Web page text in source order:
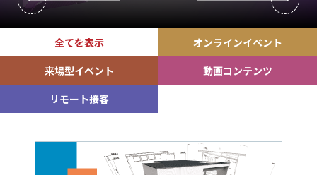
全てを表示 オンラインイベント
来場型イベント 動画コンテンツ
リモート接客